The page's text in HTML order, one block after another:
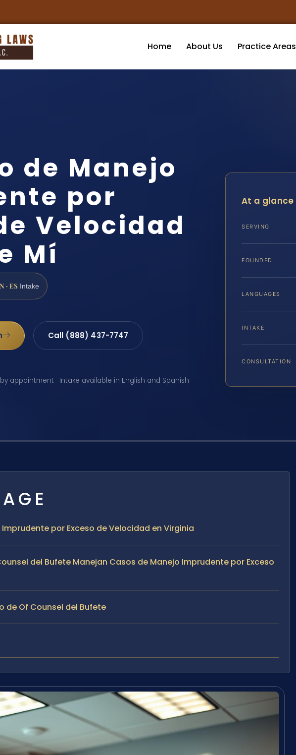
Home About Us Practice Areas
de Manejo
por
Velocidad
Mí
· ES Intake
Call (888) 437-7747
appointment · Intake available in English and Spanish
At a glance
SERVING
FOUNDED
LANGUAGES
INTAKE
CONSULTATION
por Exceso de Velocidad en Virginia
del Bufete Manejan Casos de Manejo Imprudente por Exceso
de Of Counsel del Bufete